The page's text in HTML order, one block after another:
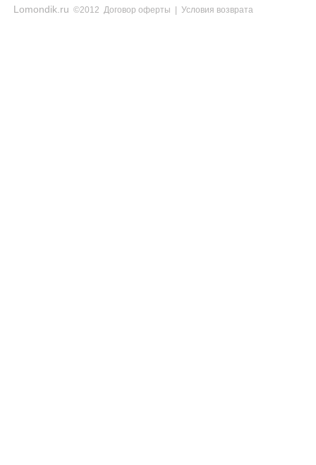
Lomondik.ru ©2012 Договор оферты Условия возврата